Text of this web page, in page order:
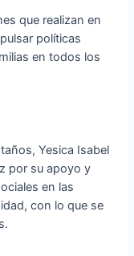
que realizan en
políticas
en todos los
Yesica Isabel
por su apoyo y
en las
con lo que se